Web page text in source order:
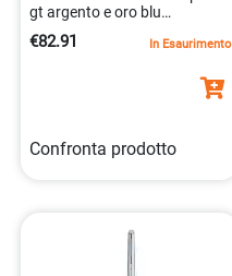
gt argento e oro blu
3501170920374
€82.91 In Esaurimento
Confronta prodotto